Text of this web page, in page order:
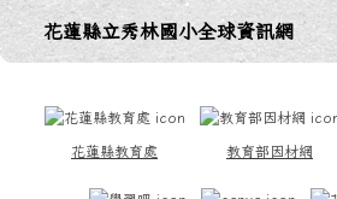
導覽列花蓮縣立秀林國小全球資訊網
花蓮縣教育處 教育部因材網